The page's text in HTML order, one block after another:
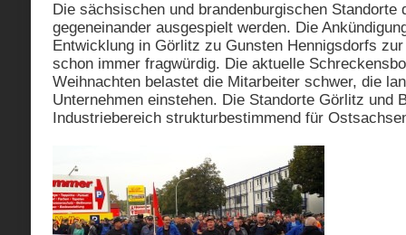
Die sächsischen und brandenburgischen Standorte
gegeneinander ausgespielt werden. Die
Entwicklung in Görlitz zu Gunsten Hennigsdorfs
schon immer fragwürdig. Die aktuelle
Weihnachten belastet die Mitarbeiter schwer, die
Unternehmen einstehen. Die Standorte Görlitz und
Industriebereich strukturbestimmend für